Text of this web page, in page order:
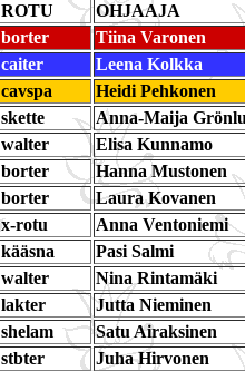
ROTU
OHJAAJA
borter
Tiina Varonen
caiter
Leena Kolkka
cavspa
Heidi Pehkonen
skette
Anna-Maija
walter
Elisa Kunnamo
borter
Hanna Mustonen
borter
Laura Kovanen
x-rotu
Anna Ventoniemi
kääsna
Pasi Salmi
walter
Nina Rintamäki
lakter
Jutta Nieminen
shelam
Satu Airaksinen
stbter
Juha Hirvonen